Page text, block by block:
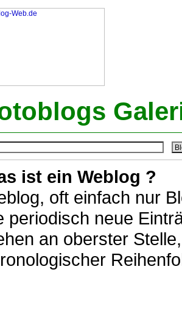
ist ein Weblog ?
oft einfach nur
periodisch neue
an oberster